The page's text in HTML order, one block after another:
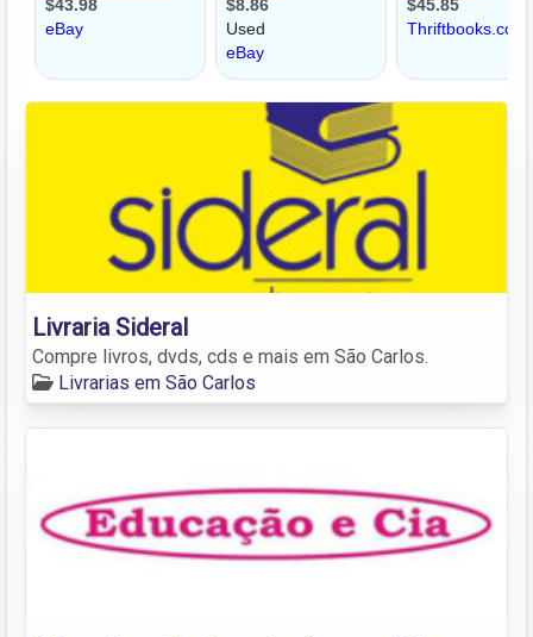
Livraria Sideral
Compre livros, dvds, cds e mais em São Carlos.
Livrarias em São Carlos